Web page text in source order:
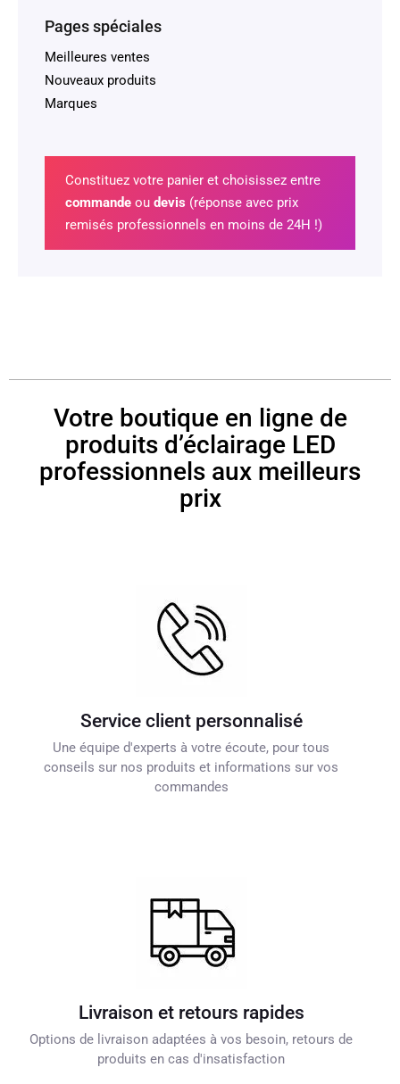
Pages spéciales
Meilleures ventes
Nouveaux produits
Marques
Constituez votre panier et choisissez entre
commandeou devis (réponse avec prix
remisés professionnels en moins de 24H !)
Votre boutique en ligne de
produits d’éclairage LED
professionnels aux meilleurs
prix
Service client personnalisé
Une équipe d'experts à votre écoute, pour tous
conseils sur nos produits et informations sur vos
commandes
Livraison et retours rapides
Options de livraison adaptées à vos besoin, retours de
produits en cas d'insatisfaction